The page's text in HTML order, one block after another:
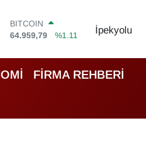
DOLAR
47,7436
%0.18
55,2510
%0.32
STERLİN
64,4811
%0.38
BİST100
İpekyolu
FİRMA REHBERİ